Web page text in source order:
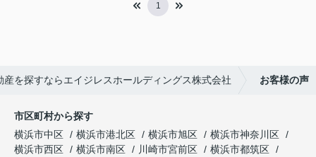
1
産を探すならエイジレスホールディングス株式会社 お客様の声
市区町村から探す
横浜市中区
横浜市港北区 横浜市旭区
横浜市神奈川区
横浜市西区
横浜市南区 川崎市宮前区
横浜市都筑区